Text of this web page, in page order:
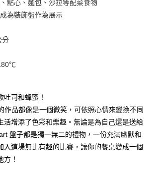
彰化商業銀行
台北富邦商業銀行
行
彰化商業銀行
行
含以上)免運費
含以上)免運費
含以上)免運費
點心、麵包、沙拉等配菜食物
為裝飾盤作為展示
分
吐司和蜂蜜！
作品都像是一個微笑，可依照心情來變換不同
活增添了色彩和樂趣。無論是為自己還是送給
盤子都是獨一無二的禮物，一份充滿幽默和
入這場無比有趣的比賽，讓你的餐桌變成一個
方！